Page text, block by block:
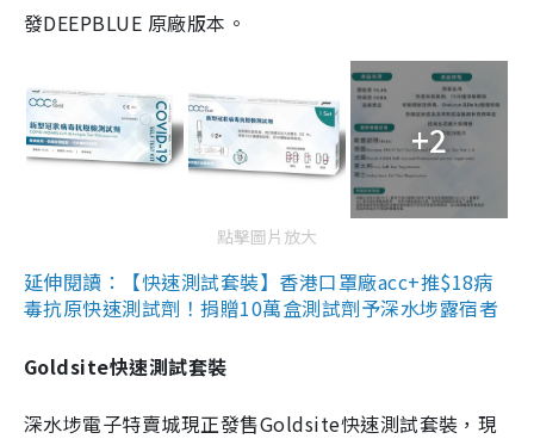
發DEEPBLUE 原廠版本。
+2
點擊圖片放大
延伸閱讀：【快速測試套裝】香港口罩廠acc+推$18病
毒抗原快速測試劑！捐贈10萬盒測試劑予深水埗露宿者
Goldsite快速測試套裝
深水埗電子特賣城現正發售Goldsite快速測試套裝，現